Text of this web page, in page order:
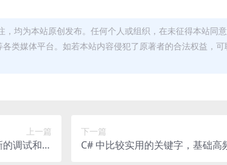
均为本站原创发布。任何个人或组织，在未征得本站同
类媒体平台。如若本站内容侵犯了原著者的合法权益，
上一篇
调试和分
下一篇
C# 中比较实用的关键字，基础高